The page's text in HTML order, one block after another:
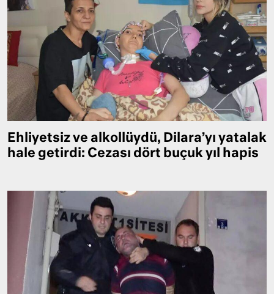
Ehliyetsiz ve alkollüydü, Dilara’yı yatalak
hale getirdi: Cezası dört buçuk yıl hapis